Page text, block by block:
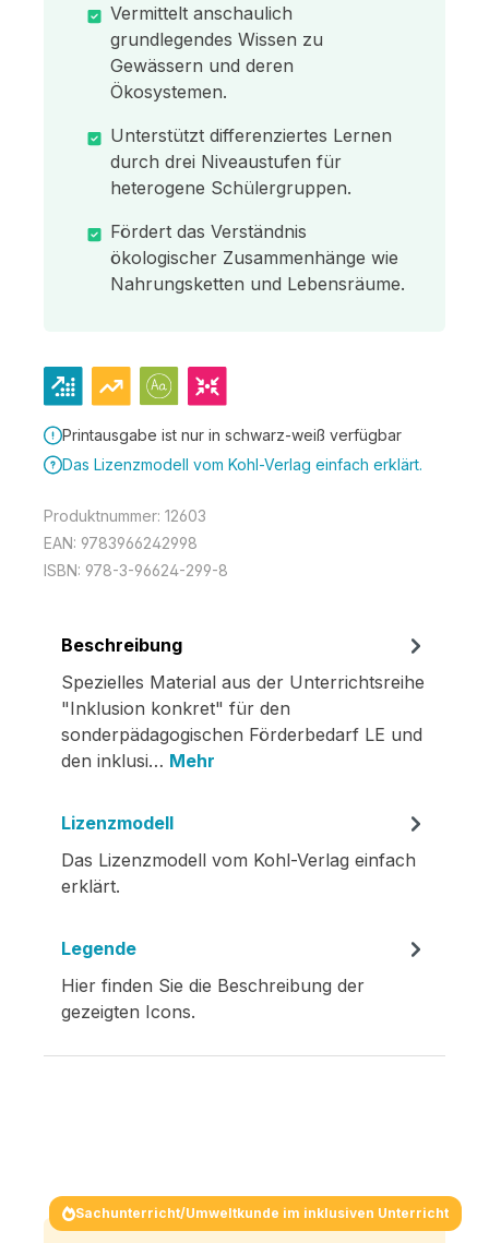
Vermittelt anschaulich
grundlegendes Wissen zu
Gewässern und deren
Ökosystemen.
Unterstützt differenziertes Lernen
durch drei Niveaustufen für
heterogene Schülergruppen.
Fördert das Verständnis
ökologischer Zusammenhänge wie
Nahrungsketten und Lebensräume.
Printausgabe ist nur in schwarz-weiß verfügbar
Das Lizenzmodell vom Kohl-Verlag einfach erklärt.
Produktnummer: 12603
EAN: 9783966242998
ISBN: 978-3-96624-299-8
Beschreibung
Spezielles Material aus der Unterrichtsreihe
"Inklusion konkret" für den
sonderpädagogischen Förderbedarf LE und
den inklusi… Mehr
Lizenzmodell
Das Lizenzmodell vom Kohl-Verlag einfach
erklärt.
Legende
Hier finden Sie die Beschreibung der
gezeigten Icons.
Sachunterricht/Umweltkunde im inklusiven Unterricht